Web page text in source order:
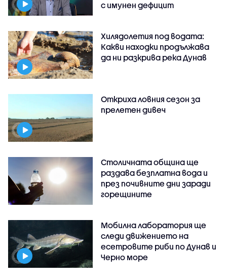
с имунен дефицит
Хилядолетия под водата:
Какви находки продължава
да ни разкрива река Дунав
Откриха ловния сезон за
прелетен дивеч
Столичната община ще
раздава безплатна вода и
през почивните дни заради
горещините
Мобилна лаборатория ще
следи движението на
есетровите риби по Дунав и
Черно море